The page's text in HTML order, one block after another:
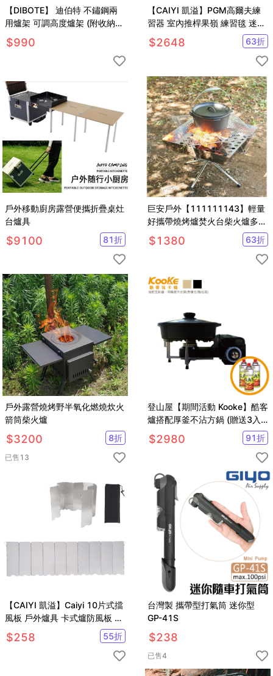
【DIBOTE】 迪伯特 不鏽鋼兩
用爐架 可調高度爐架 (附收納
袋)
$990
【CAIYI 凱溢】PGM高爾夫練
習器 室內推桿果嶺 練習毯 迷你
推桿練習毯 草皮面
$2648 63折
戶外移動廚房露營便攜折疊桌灶
台爐具
$9100 81折
巨安戶外【111111143】輕量
好攜帶燒烤爐焚火台柴火爐多功
能燒烤架
$1380 63折
戶外露營燒烤野半氧化燃燒炊火
箭筒柴火爐
$3200 8折
已售 13
登山屋【期間活動 Kooke】酷客
爐搭配厚釜不沾方鍋 (贈送3入
裝瓦斯罐)S-1-2
$2980 91折
【CAIYI 凱溢】Caiyi 10片式擋
風板 戶外爐具 卡式爐防風板 戶
外燒烤遮風板
$258 55折
台灣製 攜帶型打氣筒 迷你型
GP-41S
$238
已售4